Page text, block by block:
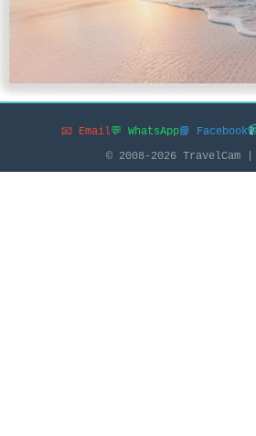
📧 Email💬 WhatsApp📘 Facebook
© 2008-2026 TravelCam